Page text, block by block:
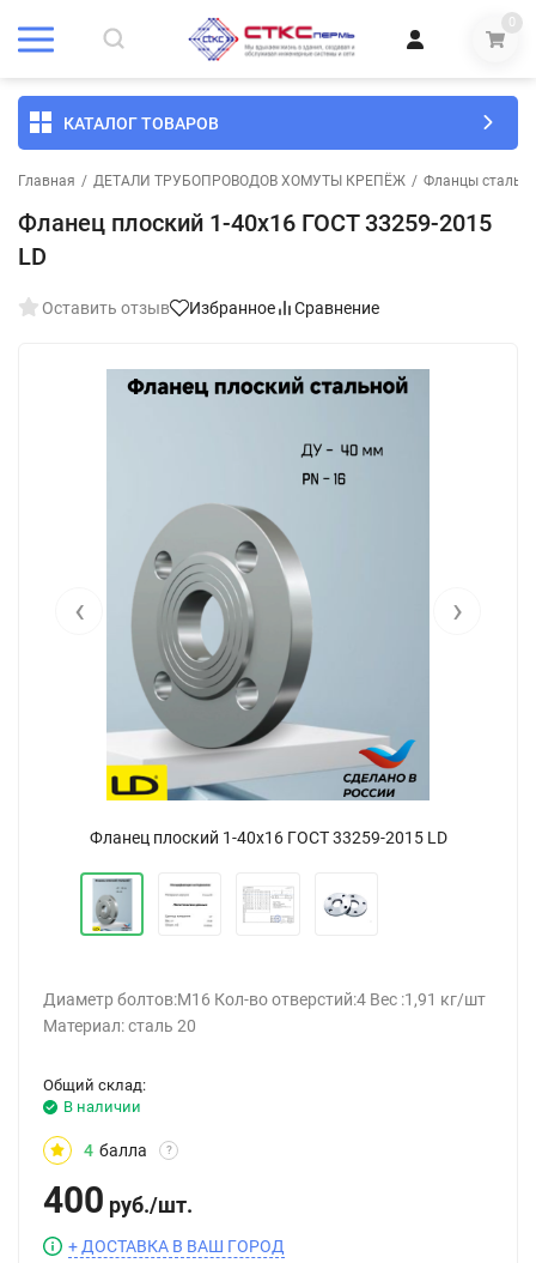
0
КАТАЛОГ ТОВАРОВ
Главная / ДЕТАЛИ ТРУБОПРОВОДОВ ХОМУТЫ КРЕПЁЖ / Фланцы
Фланец плоский 1-40х16 ГОСТ 33259-2015
LD
Оставить отзыв Избранное Сравнение
Фланец плоский 1-40х16 ГОСТ 33259-2015 LD
‹ ›
Диаметр болтов:М16 Кол-во отверстий:4 Вес :1,91 кг/шт
Материал: сталь 20
Общий склад:
В наличии
4 балла ?
400 руб./шт.
+ ДОСТАВКА В ВАШ ГОРОД